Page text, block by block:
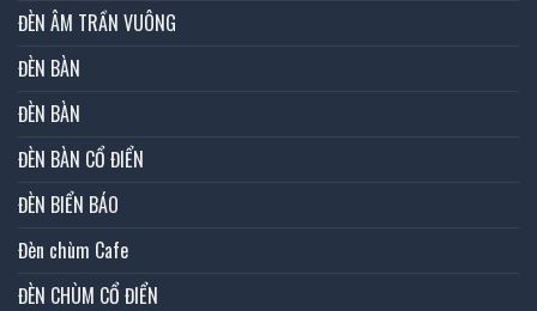
ĐÈN ÂM TRẦN VUÔNG
ĐÈN BÀN
ĐÈN BÀN
ĐÈN BÀN CỔ ĐIỂN
ĐÈN BIỂN BÁO
Đèn chùm Cafe
ĐÈN CHÙM CỔ ĐIỂN